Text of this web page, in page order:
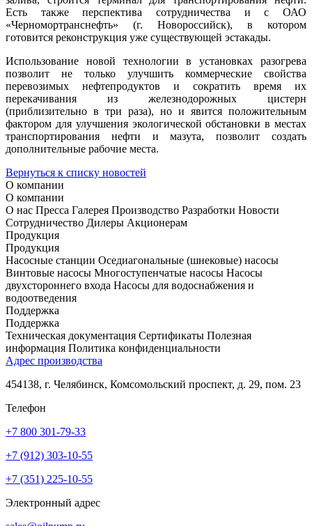
Есть также перспектива сотрудничества и с ОАО
«Черномортранснефть» (г. Новороссийск), в котором
готовится реконструкция уже существующей эстакады.
Использование новой технологии в установках разогрева
позволит не только улучшить коммерческие свойства
перевозимых нефтепродуктов и сократить время их
перекачивания из железнодорожных цистерн
(приблизительно в три раза), но и явится положительным
фактором для улучшения экологической обстановки в местах
транспортирования нефти и мазута, позволит создать
дополнительные рабочие места.
Вернуться к списку новостей
О компании
О компании
О нас Пресса Галерея Производство Разработки Новости
Сотрудничество Дилеры Акционерам
Продукция
Продукция
Насосные станции Оседиагональные (шнековые) насосы
Винтовые насосы Многоступенчатые насосы Насосы
двухстороннего входа Насосы для водоснабжения и
водоотведения
Поддержка
Поддержка
Техническая документация Сертификаты Полезная
информация Политика конфиденциальности
Адрес производства
454138, г. Челябинск, Комсомольский проспект, д. 29, пом. 23
Телефон
+7 800 301-79-33
+7 (912) 303-10-55
+7 (351) 225-10-55
Электронный адрес